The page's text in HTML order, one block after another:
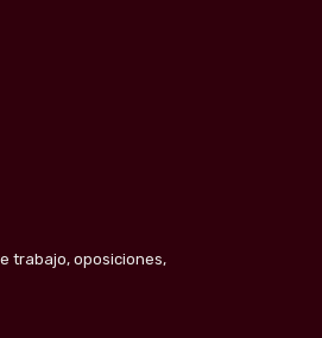
trabajo, oposiciones,